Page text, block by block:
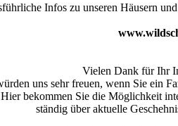
Infos zu unseren Häusern
Vielen Dank für Ihr
uns sehr freuen, wenn Sie ein
Hier bekommen Sie die Möglichkeit
ständig über aktuelle